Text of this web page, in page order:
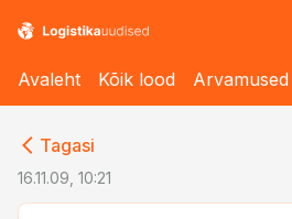
Avaleht Kõik lood Arvamused
Tagasi
16.11.09, 10:21